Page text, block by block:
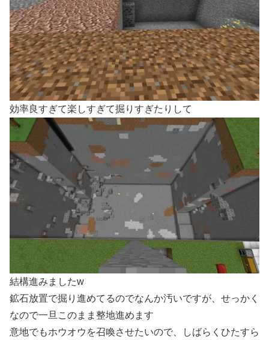
効率良すぎて楽しすぎて掘りすぎたりして
結構進みましたw
鉱石放置で掘り進めてるのでなんか汚いですが、せっかく
なので一旦このまま整地進めます
意地でもホウオウを召喚させたいので、しばらくひたすら